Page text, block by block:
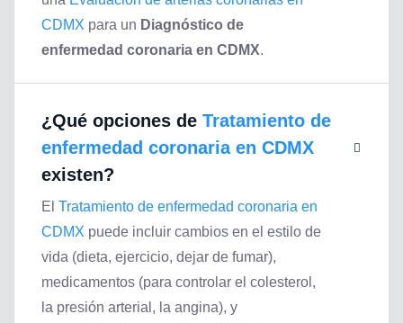
CDMX para un Diagnóstico de
enfermedad coronaria en CDMX.
¿Qué opciones de Tratamiento de
enfermedad coronaria en CDMX
existen?
El Tratamiento de enfermedad coronaria en
CDMX puede incluir cambios en el estilo de
vida (dieta, ejercicio, dejar de fumar),
medicamentos (para controlar el colesterol,
la presión arterial, la angina), y